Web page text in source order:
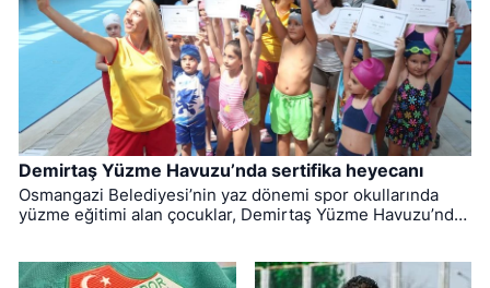
Demirtaş Yüzme Havuzu’nda sertifika heyecanı
Osmangazi Belediyesi’nin yaz dönemi spor okullarında
yüzme eğitimi alan çocuklar, Demirtaş Yüzme Havuzu’nda